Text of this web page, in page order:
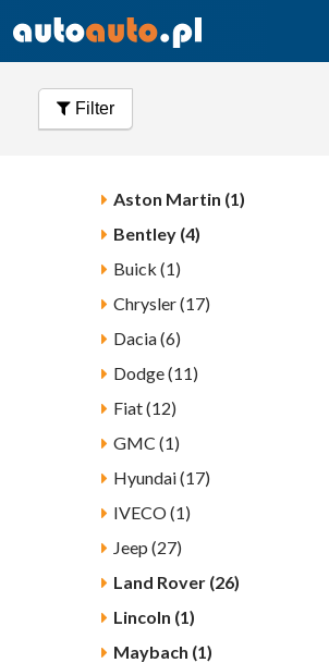
Filter
Aston Martin (1)
Bentley (4)
Buick (1)
Chrysler (17)
Dacia (6)
Dodge (11)
Fiat (12)
GMC (1)
Hyundai (17)
IVECO (1)
Jeep (27)
Land Rover (26)
Lincoln (1)
Maybach (1)